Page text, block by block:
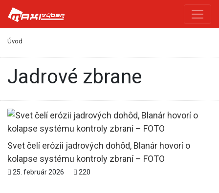
Úvod
jadrové zbrane
Svet čelí erózii jadrových dohôd, Blanár hovorí o
kolapse systému kontroly zbraní – FOTO
25. február 2026 220